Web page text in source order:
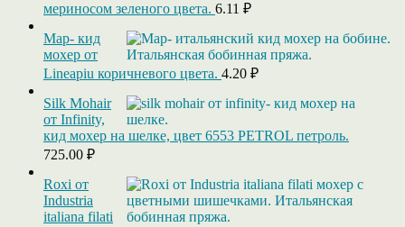
мериносом зеленого цвета. 6.11 ₽
Map- кид
мохер от
Lineapiu коричневого цвета. 4.20 ₽
Silk Mohair
от Infinity,
кид мохер на шелке, цвет 6553 PETROL петроль.
725.00 ₽
Roxi от
Industria
italiana filati